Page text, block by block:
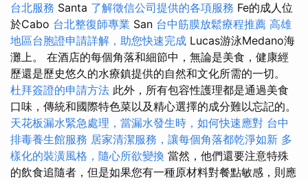
台北服務 Santa 了解徵信公司提供的各項服務 Fe的成人位
於Cabo 台北整復師專業 San 台中筋膜放鬆療程推薦 高雄
地區台胞證申請詳解，助您快速完成 Lucas游泳Medano海
灘上。 在酒店的每個角落和細節中，無論是美食，健康經
歷還是歷史悠久的水療鎮提供的自然和文化所需的一切。
杜拜簽證的申請方法 此外，所有包容性護理都是通過美食
口味，傳統和國際特色菜以及精心選擇的成分難以忘記的。
天花板漏水緊急處理，當漏水發生時，如何快速應對 台中
排毒養生館服務 居家清潔服務，讓每個角落都乾淨如新 多
樣化的裝潢風格，隨心所欲變換 當然，他們還要注意特殊
的飲食追隨者，但是如果您有一種原材料對餐點敏感，則應